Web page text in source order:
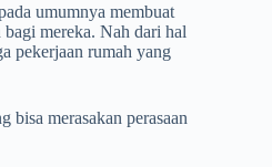
umumnya membuat
mereka. Nah dari hal
pekerjaan rumah yang
bisa merasakan perasaan